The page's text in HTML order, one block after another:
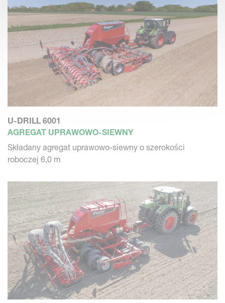
U-DRILL 6001
AGREGAT UPRAWOWO-SIEWNY
Składany agregat uprawowo-siewny o szerokości
roboczej 6,0 m